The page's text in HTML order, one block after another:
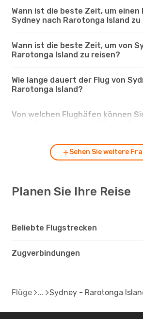
Wann ist die beste Zeit, um einen
Sydney nach Rarotonga Island zu
Wann ist die beste Zeit, um von
Rarotonga Island zu reisen?
Wie lange dauert der Flug von
Rarotonga Island?
Von welchen Flughäfen können
Sehen Sie weitere
Planen Sie Ihre Reise
Beliebte Flugstrecken
Zugverbindungen
Flüge Sydney - Rarotonga